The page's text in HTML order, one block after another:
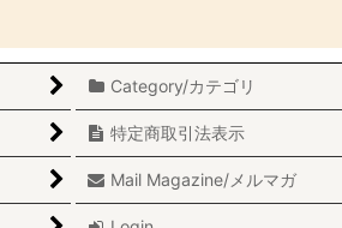
絞り込む
Category/カテゴリ
特定商取引法表示
Mail Magazine/メルマガ